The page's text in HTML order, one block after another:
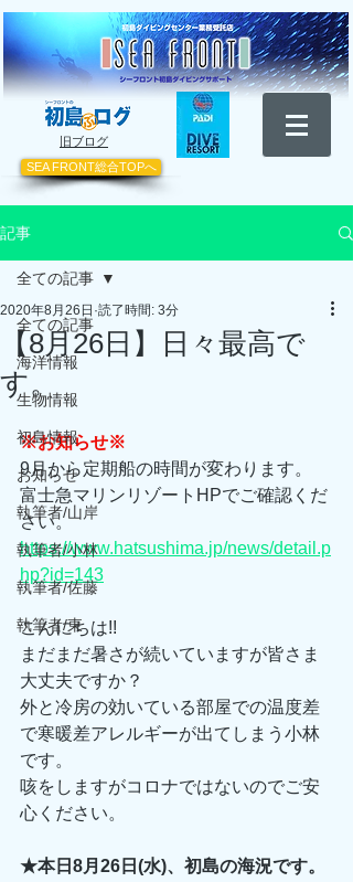
​旧ブログ
SEA FRONT総合TOPへ
記事
全ての記事
海洋情報
生物情報
初島情報
お知らせ
執筆者/山岸
執筆者/小林
執筆者/佐藤
執筆者/東
全ての記事
【8月26日】日々最高で
す。
2020年8月26日 読了時間: 3分
※お知らせ※
9月から定期船の時間が変わります。
富士急マリンリゾートHPでご確認くだ
さい。
https://www.hatsushima.jp/news/detail.p
hp?id=143
こんにちは!!
まだまだ暑さが続いていますが皆さま
大丈夫ですか？
外と冷房の効いている部屋での温度差
で寒暖差アレルギーが出てしまう小林
です。
咳をしますがコロナではないのでご安
心ください。
★本日8月26日(水)、初島の海況です。